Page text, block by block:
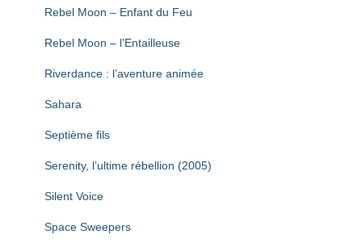
Rebel Moon – Enfant du Feu
Rebel Moon – l’Entailleuse
Riverdance : l’aventure animée
Sahara
Septième fils
Serenity, l’ultime rébellion (2005)
Silent Voice
Space Sweepers